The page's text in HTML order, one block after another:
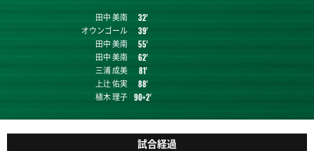
田中 美南 32'
オウンゴール 39'
田中 美南 55'
田中 美南 62'
三浦 成美 81'
上辻 佑実 88'
植木 理子 90+2'
試合経過